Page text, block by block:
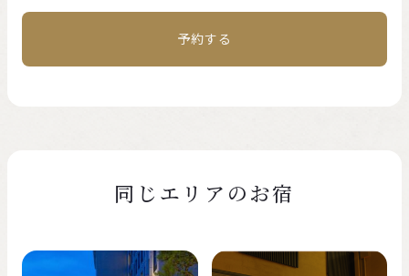
予約する
同じエリアのお宿